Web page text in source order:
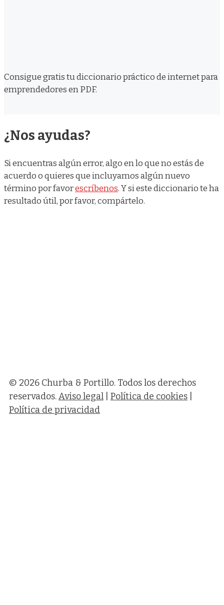
Consigue gratis tu diccionario práctico de internet para
emprendedores en PDF.
¿Nos ayudas?
Si encuentras algún error, algo en lo que no estás de
acuerdo o quieres que incluyamos algún nuevo
término por favorescríbenos. Y si este diccionario te ha
resultado útil, por favor, compártelo.
© 2026 Churba & Portillo. Todos los derechos
reservados.Aviso legal Política de cookies
Política de privacidad